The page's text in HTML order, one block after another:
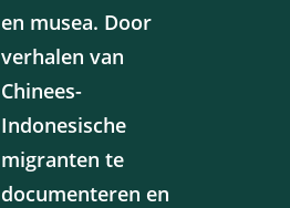
en musea. Door
verhalen van
Chinees-
Indonesische
migranten te
documenteren en